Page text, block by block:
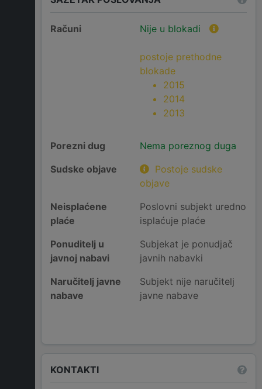
Računi Nije u blokadi
postoje prethodne
blokade
2015
2014
2013
Porezni dug
Nema poreznog duga
Sudske objave
Postoje sudske
objave
Neisplaćene
plaće
Poslovni subjekt uredno
isplaćuje plaće
Ponuditelj u
javnoj nabavi
Subjekat je ponudjač
javnih nabavki
Naručitelj javne
nabave
Subjekt nije naručitelj
javne nabave
KONTAKTI